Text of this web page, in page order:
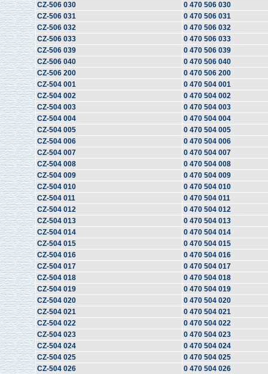
CZ-506 030
0 470 506 030
CZ-506 031
0 470 506 031
CZ-506 032
0 470 506 032
CZ-506 033
0 470 506 033
CZ-506 039
0 470 506 039
CZ-506 040
0 470 506 040
CZ-506 200
0 470 506 200
CZ-504 001
0 470 504 001
CZ-504 002
0 470 504 002
CZ-504 003
0 470 504 003
CZ-504 004
0 470 504 004
CZ-504 005
0 470 504 005
CZ-504 006
0 470 504 006
CZ-504 007
0 470 504 007
CZ-504 008
0 470 504 008
CZ-504 009
0 470 504 009
CZ-504 010
0 470 504 010
CZ-504 011
0 470 504 011
CZ-504 012
0 470 504 012
CZ-504 013
0 470 504 013
CZ-504 014
0 470 504 014
CZ-504 015
0 470 504 015
CZ-504 016
0 470 504 016
CZ-504 017
0 470 504 017
CZ-504 018
0 470 504 018
CZ-504 019
0 470 504 019
CZ-504 020
0 470 504 020
CZ-504 021
0 470 504 021
CZ-504 022
0 470 504 022
CZ-504 023
0 470 504 023
CZ-504 024
0 470 504 024
CZ-504 025
0 470 504 025
CZ-504 026
0 470 504 026